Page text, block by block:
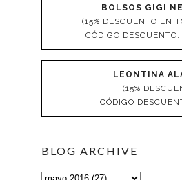
BOLSOS GIGI
(15% DESCUENTO EN
CÓDIGO
LEONTINA
(15%
CÓDIGO
BLOG ARCHIVE